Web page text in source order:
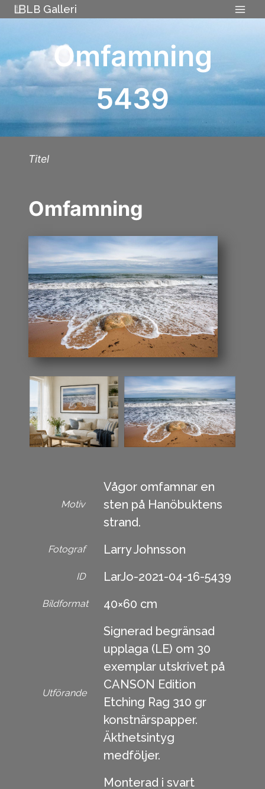
Skip
to
LB Galleri
Omfamning
5439
Titel
Omfamning
Motiv
Vågor omfamnar en
sten på Hanöbuktens
strand.
Fotograf Larry Johnsson
ID LarJo-2021-04-16-5439
Bildformat 40×60 cm
Utförande
Signerad begränsad
upplaga (LE) om 30
exemplar utskrivet på
CANSON Edition
Etching Rag 310 gr
konstnärspapper.
Äkthetsintyg
medföljer.
Monterad i svart